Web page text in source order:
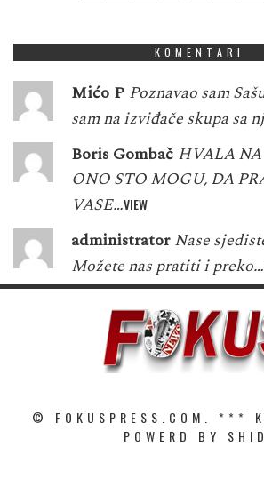
KOMENTARI
Mićo P Poznavao sam
sam na izviđače skupa sa
Boris Gombač HVALA
ONO STO MOGU, DA
VASE…VIEW
administrator Nase
Možete nas pratiti i preko…
© FOKUSPRESS.COM. ***
POWERD BY